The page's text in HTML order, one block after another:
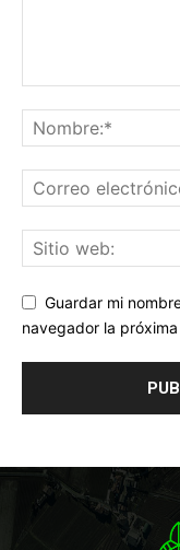
Guardar mi
navegador la